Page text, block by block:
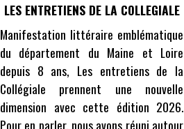
LES ENTRETIENS DE LA COLLEGIALE
Manifestation littéraire emblématique
du département du Maine et Loire
depuis 8 ans, Les entretiens de la
Collégiale prennent une nouvelle
dimension avec cette édition 2026.
Pour en parler, nous avons réuni autour